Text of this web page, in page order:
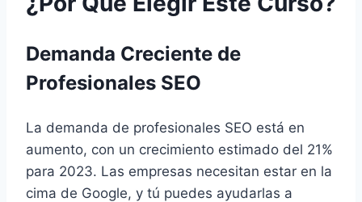
Demanda Creciente de
Profesionales SEO
La demanda de profesionales SEO está en
aumento, con un crecimiento estimado del 21%
para 2023. Las empresas necesitan estar en la
cima de Google, y tú puedes ayudarlas a